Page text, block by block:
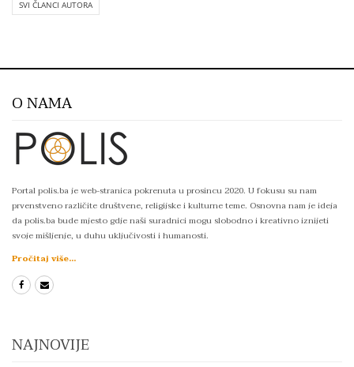
SVI ČLANCI AUTORA
O NAMA
Portal polis.ba je web-stranica pokrenuta u prosincu 2020. U fokusu su nam
prvenstveno različite društvene, religijske i kulturne teme. Osnovna nam je ideja
da polis.ba bude mjesto gdje naši suradnici mogu slobodno i kreativno iznijeti
svoje mišljenje, u duhu uključivosti i humanosti.
Pročitaj više...
NAJNOVIJE